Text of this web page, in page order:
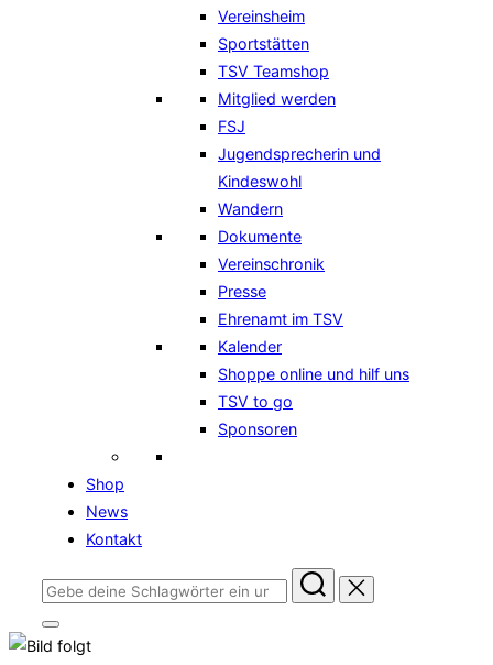
Vereinsheim
Sportstätten
TSV Teamshop
Mitglied werden
FSJ
Jugendsprecherin und
Kindeswohl
Wandern
Dokumente
Vereinschronik
Presse
Ehrenamt im TSV
Kalender
Shoppe online und hilf uns
TSV to go
Sponsoren
Shop
News
Kontakt
Suchen
nach:
Seitenleiste
&